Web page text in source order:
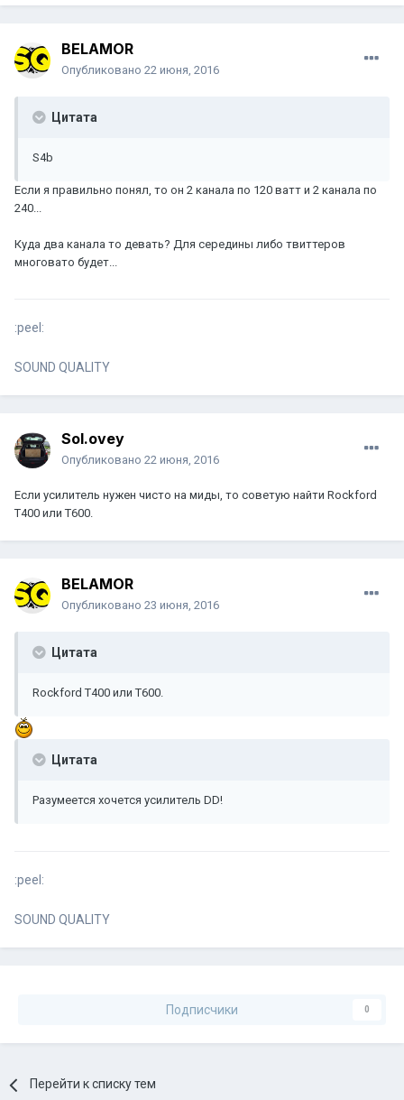
BELAMOR
Опубликовано 22 июня, 2016
Цитата
S4b
Если я правильно понял, то он 2 канала по 120 ватт и 2 канала по
240...
Куда два канала то девать? Для середины либо твиттеров
многовато будет...
:peel:
SOUND QUALITY
Sol.ovey
Опубликовано 22 июня, 2016
Если усилитель нужен чисто на миды, то советую найти Rockford
T400 или T600.
BELAMOR
Опубликовано 23 июня, 2016
Цитата
Rockford T400 или T600.
Цитата
Разумеется хочется усилитель DD!
:peel:
SOUND QUALITY
Подписчики 0
Перейти к списку тем